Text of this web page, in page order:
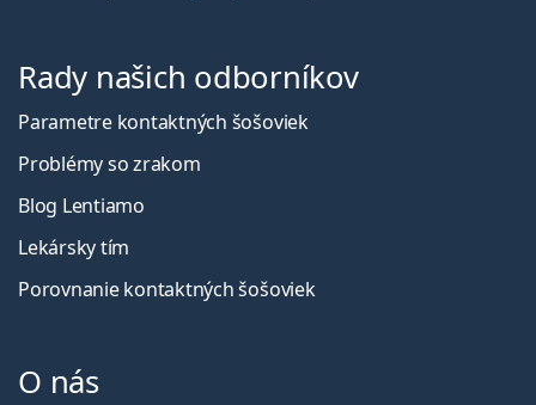
Rady našich odborníkov
Parametre kontaktných šošoviek
Problémy so zrakom
Blog Lentiamo
Lekársky tím
Porovnanie kontaktných šošoviek
O nás